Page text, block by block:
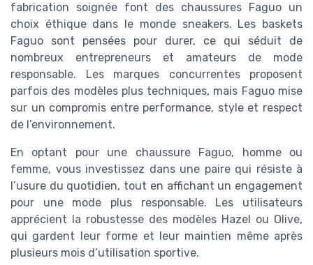
fabrication soignée font des chaussures Faguo un
choix éthique dans le monde sneakers. Les baskets
Faguo sont pensées pour durer, ce qui séduit de
nombreux entrepreneurs et amateurs de mode
responsable. Les marques concurrentes proposent
parfois des modèles plus techniques, mais Faguo mise
sur un compromis entre performance, style et respect
de l’environnement.
En optant pour une chaussure Faguo, homme ou
femme, vous investissez dans une paire qui résiste à
l’usure du quotidien, tout en affichant un engagement
pour une mode plus responsable. Les utilisateurs
apprécient la robustesse des modèles Hazel ou Olive,
qui gardent leur forme et leur maintien même après
plusieurs mois d’utilisation sportive.